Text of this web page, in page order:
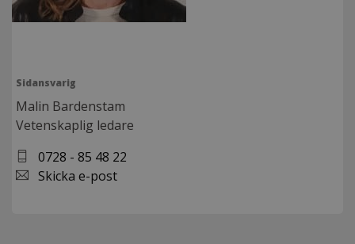
Sidansvarig
Malin Bardenstam
Vetenskaplig ledare
0728 - 85 48 22
Skicka e-post